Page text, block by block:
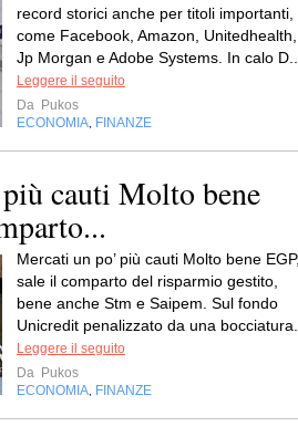
record storici anche per titoli importanti,
come Facebook, Amazon, Unitedhealth,
Jp Morgan e Adobe Systems. In calo
Leggere il seguito
Da Pukos
ECONOMIA FINANZE
cauti Molto bene
Mercati un po’ più cauti Molto bene
sale il comparto del risparmio gestito,
bene anche Stm e Saipem. Sul fondo
Unicredit penalizzato da una bocciatura.
Leggere il seguito
Da Pukos
ECONOMIA FINANZE